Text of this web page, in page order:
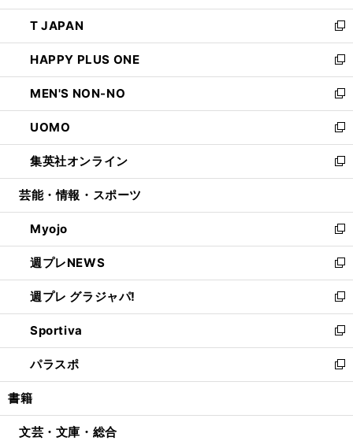
開
く
ウ
で
開
く
ン
ド
ウ
で
開
く
ウ
ィ
ン
ド
ウ
で
開
く
し
い
ウ
ィ
ン
ド
ウ
で
開
く
T JAPAN
新
し
い
ウ
ィ
ン
ド
ウ
で
開
HAPPY PLUS ONE
新
し
い
ウ
ィ
ン
ド
ウ
開
く
MEN'S NON-NO
新
し
い
ウ
ィ
ン
ウ
で
開
く
UOMO
新
し
い
ウ
ン
ド
ウ
で
開
く
集英社オンライン
新
し
ウ
ィ
ン
ド
ウ
で
開
く
芸能・情報・スポーツ
Myojo
新
し
い
ウ
ィ
ン
ド
ウ
で
開
週プレNEWS
新
し
い
ウ
ィ
ン
ド
ウ
開
週プレ グラジャパ!
新
し
い
ウ
ィ
ン
ウ
Sportiva
新
し
い
ウ
ン
パラスポ
新
し
ウ
書籍
文芸・文庫・総合